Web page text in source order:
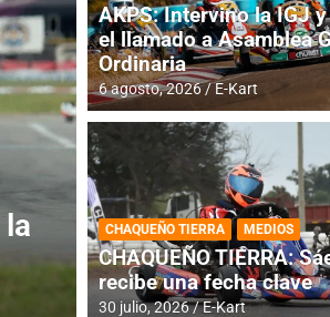
DESTACADA INFORME CENTRAL
RMC BUENOS
histórica en
4 agosto, 2026 E-Kart
AKPS: Intervino la IGJ
el llamado a Asamblea
Ordinaria
6 agosto, 2026 E-Kart
CHAQUEÑO TIERRA MEDIOS
CHAQUEÑO TIERRA:
recibe una fecha clave
30 julio, 2026 E-Kart